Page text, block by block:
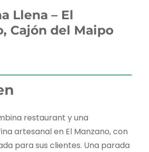
Llena – El
Cajón del Maipo
restaurant y una
artesanal en El Manzano, con
para sus clientes. Una parada